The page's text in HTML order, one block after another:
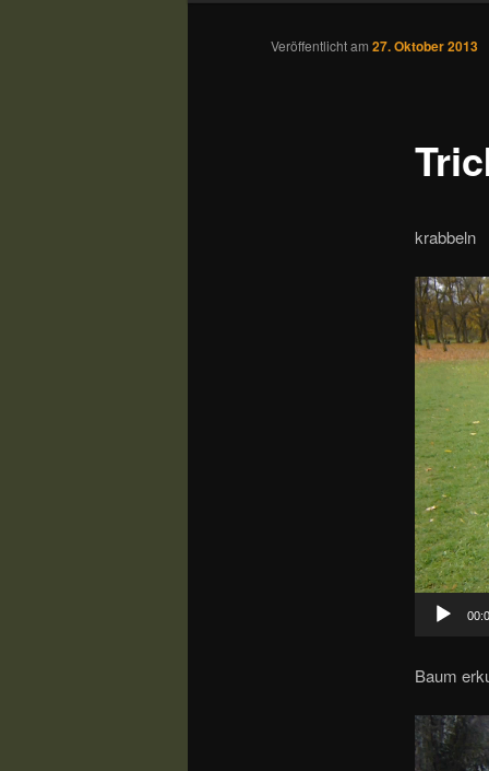
Veröffentlicht am 27. Oktober 2013
krabbeln
Video-
Player
Baum
Video-
Player